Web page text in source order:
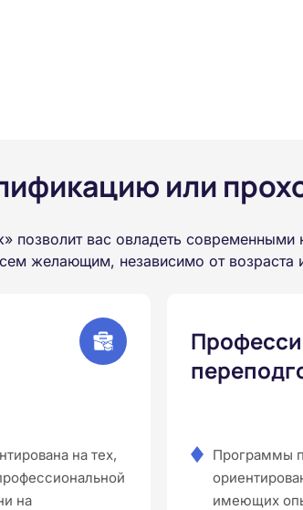
или
позволит вас овладеть
желающим, независимо от
на тех,
на
Программы
имеющих